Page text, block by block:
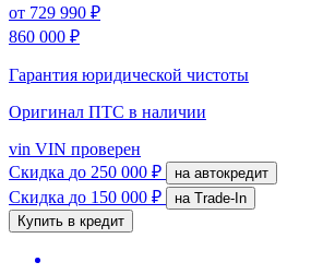
от 729 990 ₽
860 000 ₽
Гарантия юридической чистоты
Оригинал ПТС в наличии
vin VIN проверен
Скидка до 250 000 ₽ на автокредит
Скидка до 150 000 ₽
на Trade-In
Купить в кредит